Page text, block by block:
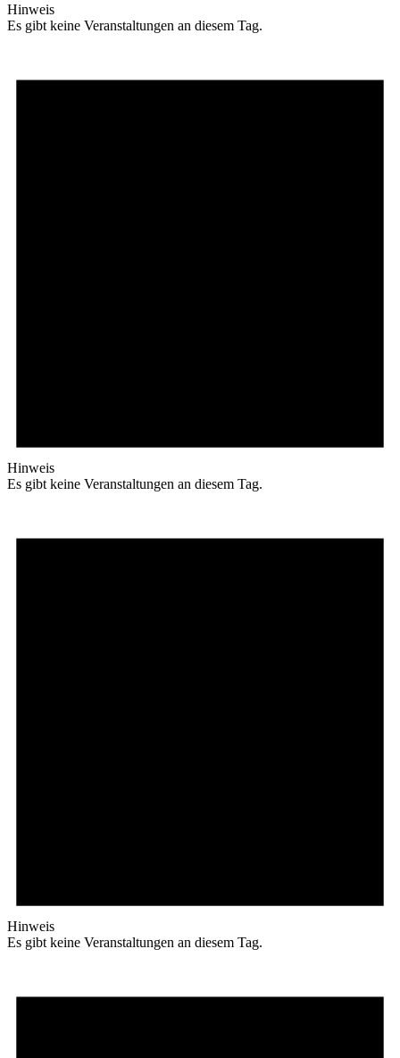
Hinweis
Es gibt keine Veranstaltungen an diesem Tag.
Hinweis
Es gibt keine Veranstaltungen an diesem Tag.
Hinweis
Es gibt keine Veranstaltungen an diesem Tag.